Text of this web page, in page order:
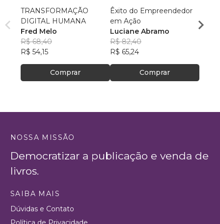
TRANSFORMAÇÃO
DIGITAL HUMANA
Fred Melo
R$ 68,40
R$ 54,15
Comprar
Êxito do Empreendedor
em Ação
Luciane Abramo
R$ 82,40
R$ 65,24
Comprar
R$
NOSSA MISSÃO
Democratizar a publicação e venda de
livros.
SAIBA MAIS
Dúvidas e Contato